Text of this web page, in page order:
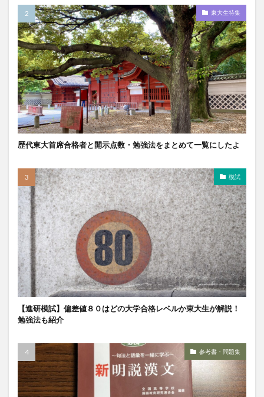
東大生特集
歴代東大首席合格者と開示点数・勉強法をまとめて一覧にしたよ
模試
【進研模試】偏差値８０はどの大学合格レベルか東大生が解説！
勉強法も紹介
参考書・問題集